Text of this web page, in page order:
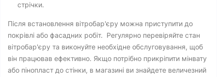
стрічки.
Після встановлення вітробар'єру можна приступити до
покрівлі або фасадних робіт. Регулярно перевіряйте стан
вітробар'єру та виконуйте необхідне обслуговування, щоб
він працював ефективно. Якщо потрібно прикріпити мінвату
або пінопласт до стінки, в магазині ви знайдете величезний